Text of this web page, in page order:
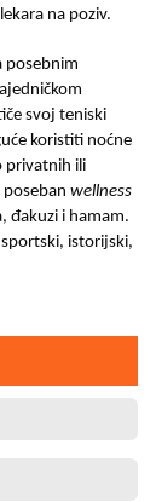
na poziv.
posebnim
svoj teniski
koristiti noćne
privatnih ili
wellness
đakuzi i hamam.
istorijski,